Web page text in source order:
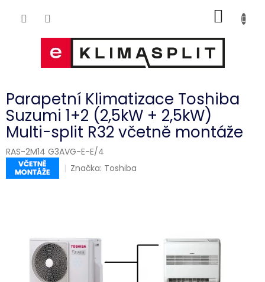
KOŠÍK
Parapetní Klimatizace Toshiba
Suzumi 1+2 (2,5kW + 2,5kW)
Multi-split R32 včetně montáže
RAS-2M14 G3AVG-E-E/4
Značka: Toshiba